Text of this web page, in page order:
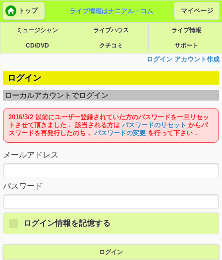
トップ ライブ情報はナニアル・コム マイページ
ミュージシャン ライブハウス ライブ情報
CD/DVD クチコミ サポート
ログイン アカウント作成
ログイン
ローカルアカウントでログイン
2016/3/2 以前にユーザー登録されていた方のパスワードを一旦リセッ
トさせて頂きました． 該当される方はパスワードのリセット からパ
スワードを再発行したのち，パスワードの変更 を行って下さい．
メールアドレス
パスワード
ログイン情報を記憶する
ログイン